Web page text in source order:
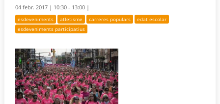
04 febr. 2017 | 10:30 - 13:00 |
esdeveniments atletisme carreres populars
edat escolar
esdeveniments participatius